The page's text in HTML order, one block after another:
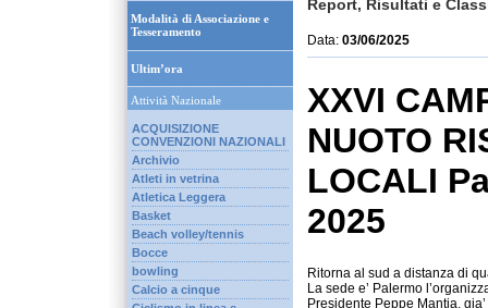
Modalità di Associazione e
Tesseramento
Ultim’ora
Attività Nazionale
ACQUISIZIONE
CONVENZIONI NAZIONALI
Archivio
Atleti in vetrina
Atletica Leggera
Basket
Beach volley/tennis
Bocce
bowling
Calcio a cinque
Report, Risultati e
Data: 03/06/2025
XXVI
NUOTO
LOCALI
2025
Ritorna al sud a distanza di
La sede e’ Palermo
Presidente Peppe Mantia,